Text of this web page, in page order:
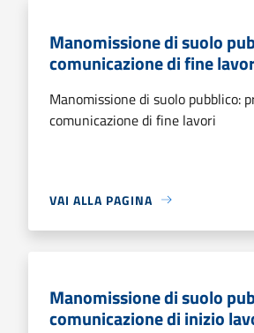
Manomissione di suolo
comunicazione di fine
Manomissione di suolo pubblico:
comunicazione di fine lavori
VAI ALLA PAGINA
Manomissione di suolo
comunicazione di inizio